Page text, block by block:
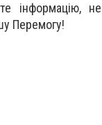
інформацію, не
Перемогу!